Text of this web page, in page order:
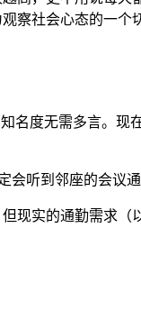
察社会心态的一个
名度无需多言。现
会听到邻座的会议
现实的通勤需求